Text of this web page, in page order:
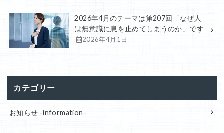
2026年4月のテーマは第207回「なぜ人
は無意識に息を止めてしまうのか」です
2026年4月1日
カテゴリー
お知らせ -information-